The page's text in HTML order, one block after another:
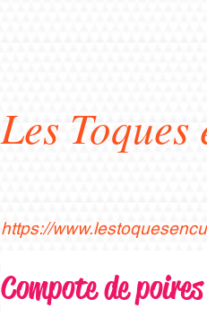
Compote de
Les
https://